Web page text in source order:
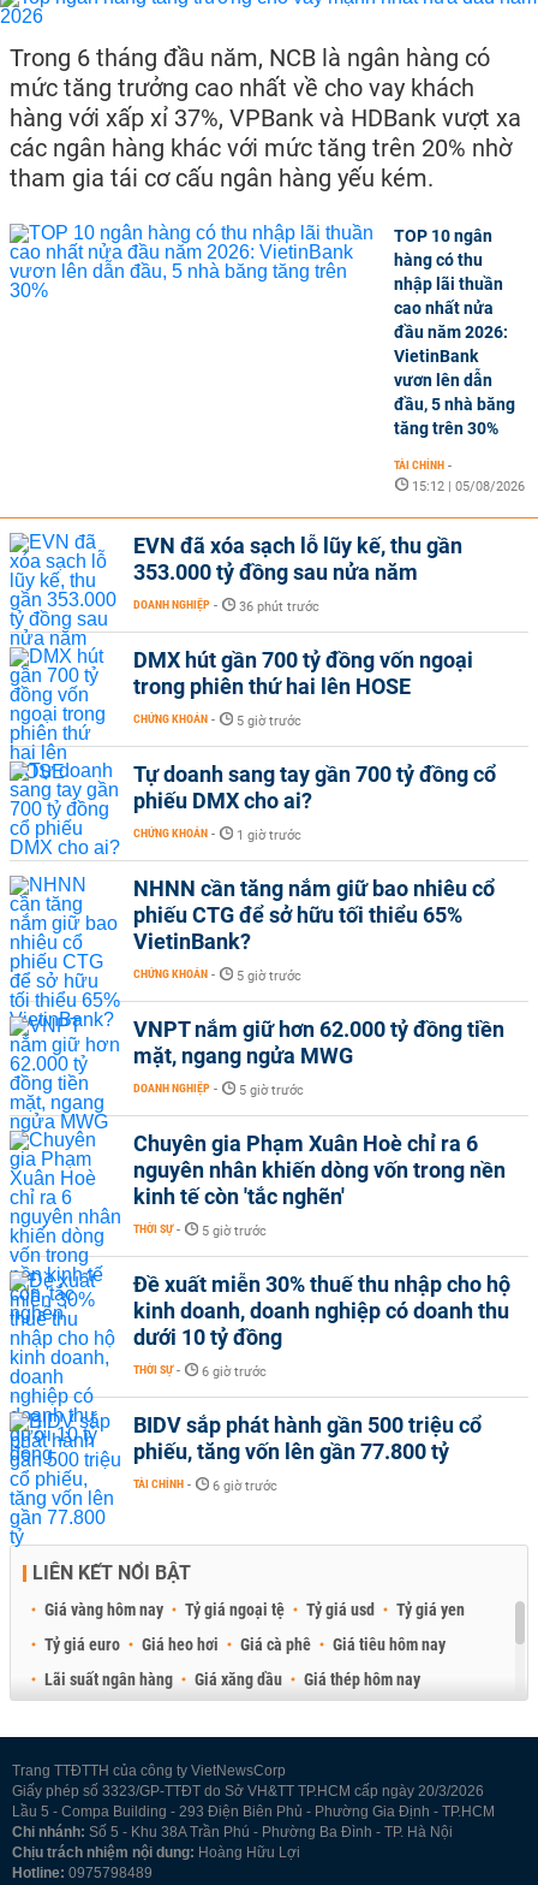
Trong 6 tháng đầu năm, NCB là ngân hàng có
mức tăng trưởng cao nhất về cho vay khách
hàng với xấp xỉ 37%, VPBank và HDBank vượt xa
các ngân hàng khác với mức tăng trên 20% nhờ
tham gia tái cơ cấu ngân hàng yếu kém.
TOP 10 ngân
hàng có thu
nhập lãi thuần
cao nhất nửa
đầu năm 2026:
VietinBank
vươn lên dẫn
đầu, 5 nhà băng
tăng trên 30%
TÀI CHÍNH -
15:12 | 05/08/2026
EVN đã xóa sạch lỗ lũy kế, thu gần
353.000 tỷ đồng sau nửa năm
DOANH NGHIỆP - 36 phút trước
DMX hút gần 700 tỷ đồng vốn ngoại
trong phiên thứ hai lên HOSE
CHỨNG KHOÁN - 5 giờ trước
Tự doanh sang tay gần 700 tỷ đồng cổ
phiếu DMX cho ai?
CHỨNG KHOÁN - 1 giờ trước
NHNN cần tăng nắm giữ bao nhiêu cổ
phiếu CTG để sở hữu tối thiểu 65%
VietinBank?
CHỨNG KHOÁN - 5 giờ trước
VNPT nắm giữ hơn 62.000 tỷ đồng tiền
mặt, ngang ngửa MWG
DOANH NGHIỆP - 5 giờ trước
Chuyên gia Phạm Xuân Hoè chỉ ra 6
nguyên nhân khiến dòng vốn trong nền
kinh tế còn 'tắc nghẽn'
THỜI SỰ - 5 giờ trước
Đề xuất miễn 30% thuế thu nhập cho hộ
kinh doanh, doanh nghiệp có doanh thu
dưới 10 tỷ đồng
THỜI SỰ - 6 giờ trước
BIDV sắp phát hành gần 500 triệu cổ
phiếu, tăng vốn lên gần 77.800 tỷ
TÀI CHÍNH - 6 giờ trước
LIÊN KẾT NỔI BẬT
Giá vàng hôm nay Tỷ giá ngoại tệ Tỷ giá usd
Tỷ giá yen
Tỷ giá euro
Giá heo hơi Giá cà phê
Giá tiêu hôm nay
Lãi suất ngân hàng
Giá xăng dầu
Giá thép hôm nay
Trang TTĐTTH của công ty VietNewsCorp
Giấy phép số 3323/GP-TTĐT do Sở VH&TT TP.HCM cấp ngày 20/3/2026
Lầu 5 - Compa Building - 293 Điện Biên Phủ - Phường Gia Định - TP.HCM
Chi nhánh: Số 5 - Khu 38A Trần Phú - Phường Ba Đình - TP. Hà Nội
Chịu trách nhiệm nội dung: Hoàng Hữu Lợi
Hotline: 0975798489